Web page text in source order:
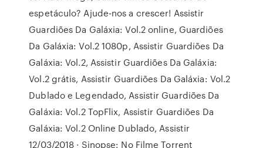
espetáculo? Ajude-nos a crescer! Assistir
Guardiões Da Galáxia: Vol.2 online, Guardiões
Da Galáxia: Vol.2 1080p, Assistir Guardiões Da
Galáxia: Vol.2, Assistir Guardiões Da Galáxia:
Vol.2 grátis, Assistir Guardiões Da Galáxia: Vol.2
Dublado e Legendado, Assistir Guardiões Da
Galáxia: Vol.2 TopFlix, Assistir Guardiões Da
Galáxia: Vol.2 Online Dublado, Assistir
12/03/2018 · Sinopse: No Filme Torrent